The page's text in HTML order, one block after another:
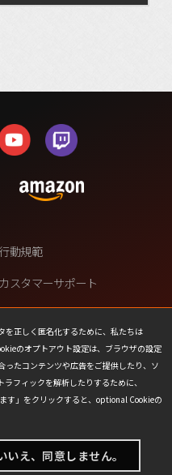
を正しく匿名化するために、私たちは
のオプトアウト設定は、ブラウザの設定
ったコンテンツや広告をご提供したり、ソ
フィックを解析したりするために、
す」をクリックすると、optional Cookieの
いえ、同意しません。
行動規範
カスタマーサポート
人情報の販売や共有を許可し
い
プレスリリース
お問い合わせ